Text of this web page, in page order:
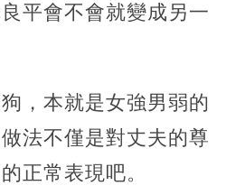
平會不會就變成另一
，本就是女強男弱的
法不僅是對丈夫的尊
正常表現吧。